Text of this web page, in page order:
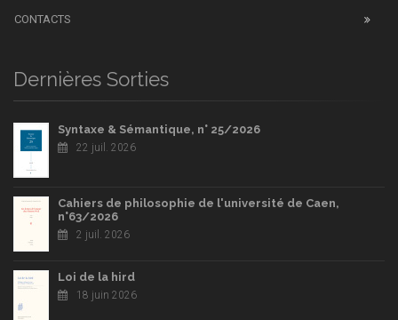
CONTACTS
Dernières Sorties
Syntaxe & Sémantique, n° 25/2026
22 juil. 2026
Cahiers de philosophie de l'université de Caen,
n°63/2026
2 juil. 2026
Loi de la hird
18 juin 2026